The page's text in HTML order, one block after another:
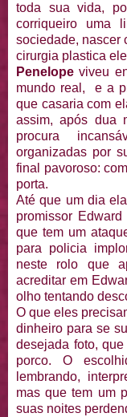
toda sua vida,
corriqueiro uma
sociedade, nascer
cirurgia plastica
Penelope viveu
mundo real, e a
que casaria com
assim, após dua
procura
organizadas por
final pavoroso:
porta.
Até que um dia
promissor
que tem um
para policia
neste rolo que
acreditar em
olho tentando
O que eles
dinheiro para se
desejada foto,
porco. O
lembrando,
mas que tem um
suas noites